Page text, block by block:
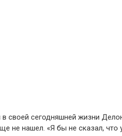
своей сегодняшней жизни
не нашел. «Я бы не сказал, что